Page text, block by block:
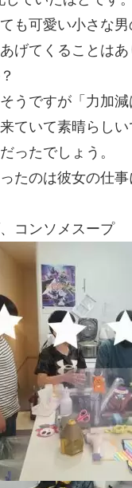
可愛い小さな男
げてくることはあ
うですが「力加減
ていて素晴らしい
ったでしょう。
たのは彼女の仕事
コンソメスープ